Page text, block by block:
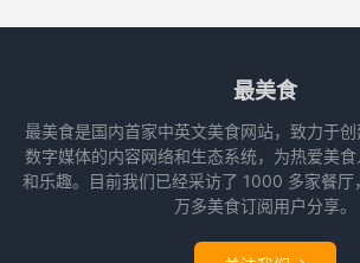
最美食
最美食是国内首家中英文美食网站，致力于
数字媒体的内容网络和生态系统，为热爱美
和乐趣。目前我们已经采访了 1000 多家餐
万多美食订阅用户分享。